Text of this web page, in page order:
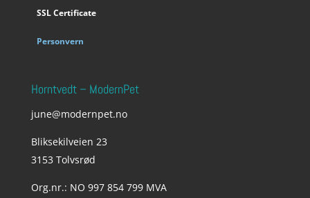
SSL Certificate
Personvern
Horntvedt – ModernPet
june@modernpet.no
Bliksekilveien 23
3153 Tolvsrød
Org.nr.: NO 997 854 799 MVA